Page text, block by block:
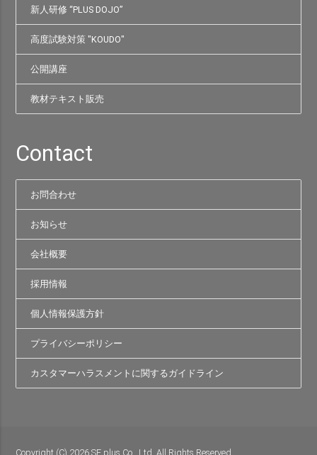
新人研修 “PLUS DOJO”
高度試験対策 "KOUDO"
公開講座
教材テキスト販売
Contact
お問合わせ
お知らせ
会社概要
採用情報
個人情報保護方針
プライバシーポリシー
カスタマーハラスメントに関するガイドライン
Copyright (C) 2026 SE plus Co., Ltd. All Rights Reserved.